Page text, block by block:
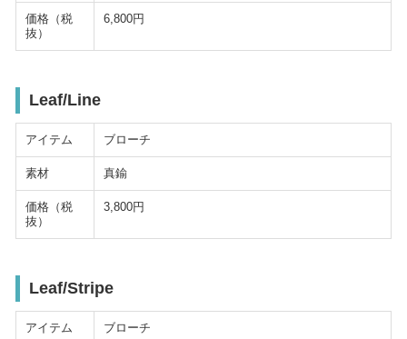
価格（税
抜）
6,800円
Leaf/Line
アイテム ブローチ
素材 真鍮
価格（税
抜）
3,800円
Leaf/Stripe
アイテム ブローチ